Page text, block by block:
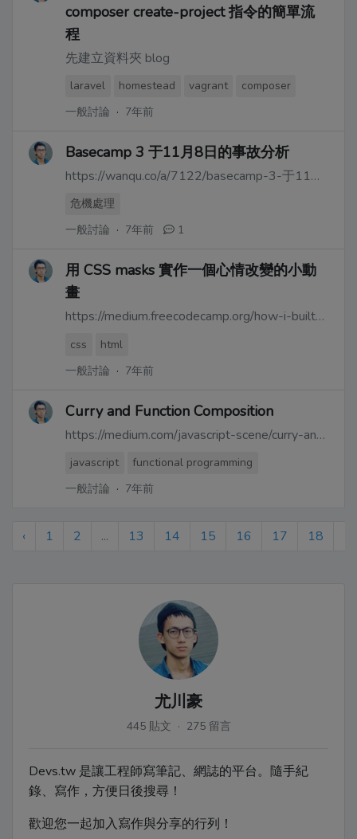
composer create-project 指令的簡單流
程
先建立資料夾 blog
laravel homestead vagrant
composer
一般討論 · 7年前
Basecamp 3 于11月8日的事故分析
https://wanqu.co/a/7122/basecamp-3-于11月8日的事故分析/
危機處理
一般討論 · 7年前 1
用 CSS masks 實作一個心情改變的小動
畫
https://medium.freecodecamp.org/how-i-built-a-mood-changing-animation-using-css-masks-565b16ed051f
css
html
一般討論 · 7年前
Curry and Function Composition
https://medium.com/javascript-scene/curry-and-function-composition-2c208d774983
javascript
functional programming
一般討論 · 7年前
‹ 1 2 ... 13 14 15 16 17 18
尤川豪
445 貼文 · 275 留言
Devs.tw 是讓工程師寫筆記、網誌的平台。隨手紀
錄、寫作，方便日後搜尋！
歡迎您一起加入寫作與分享的行列！